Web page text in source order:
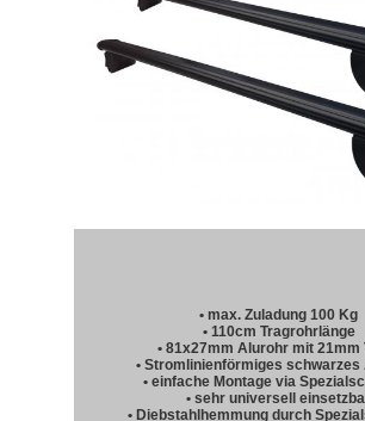
• max. Zuladung 100 Kg
• 110cm Tragrohrlänge
• 81x27mm Alurohr mit 21mm
• Stromlinienförmiges schwarzes
• einfache Montage via
• sehr universell
• Diebstahlhemmung durch